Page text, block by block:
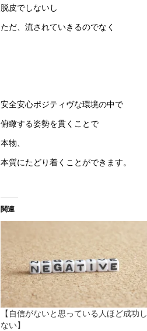
脱皮でしないし
ただ、流されていきるのでなく
安全安心ポジティヴな環境の中で
俯瞰する姿勢を貫くことで
本物、
本質にたどり着くことができます。
関連
【自信がないと思っている人ほど成功し
ない】